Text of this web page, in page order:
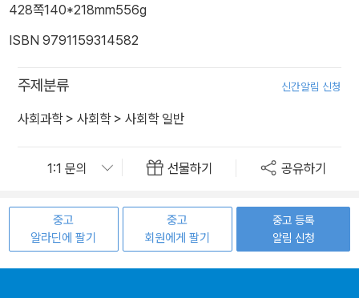
428쪽140*218mm556g
ISBN 9791159314582
주제분류 신간알림 신청
사회과학> 사회학> 사회학 일반
선물하기 공유하기
중고
알라딘에 팔기
중고
회원에게 팔기
중고 등록
알림 신청